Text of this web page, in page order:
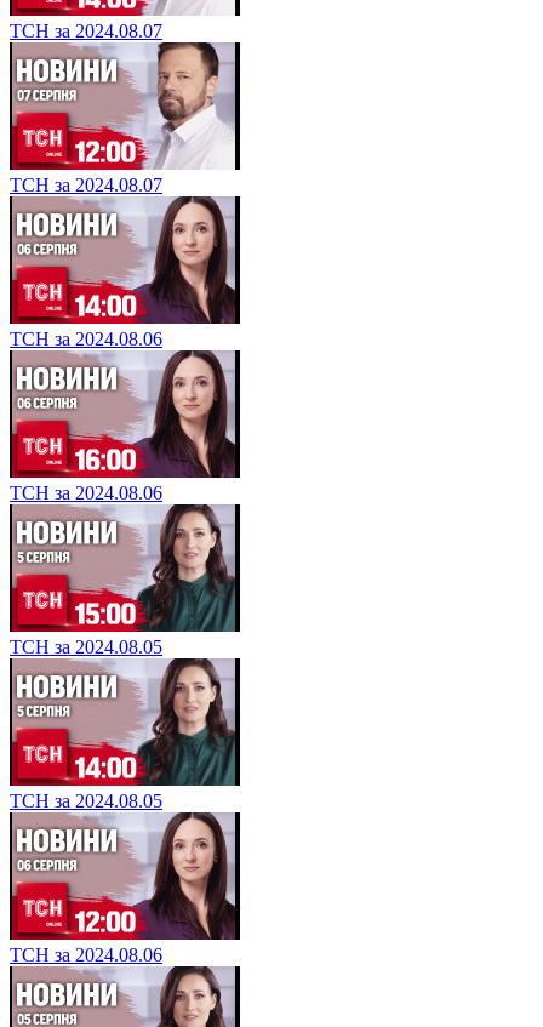
ТСН за 2024.08.07
ТСН за 2024.08.07
ТСН за 2024.08.06
ТСН за 2024.08.06
ТСН за 2024.08.05
ТСН за 2024.08.05
ТСН за 2024.08.06